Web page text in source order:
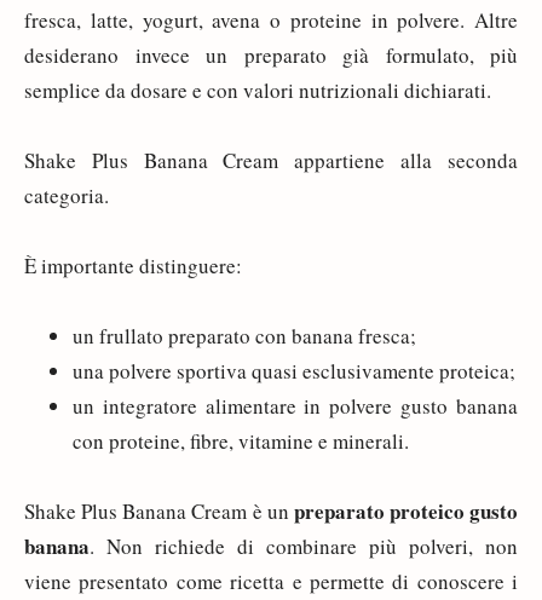
fresca, latte, yogurt, avena o proteine in polvere. Altre
desiderano invece un preparato già formulato, più
semplice da dosare e con valori nutrizionali dichiarati.
Shake Plus Banana Cream appartiene alla seconda
categoria.
È importante distinguere:
un frullato preparato con banana fresca;
una polvere sportiva quasi esclusivamente proteica;
un integratore alimentare in polvere gusto banana
con proteine, fibre, vitamine e minerali.
Shake Plus Banana Cream è un preparato proteico gusto
banana. Non richiede di combinare più polveri, non
viene presentato come ricetta e permette di conoscere i